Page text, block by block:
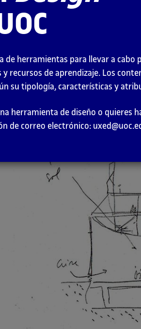
Descripción
a la hora de plasmar ideas. El tipo
grado de detalle que requiere en
En las fases iniciales, cuando el
materiales es mucho más amplio,
de herramientas para llevar a cabo
recursos de aprendizaje. Los
su tipología, características y
herramienta de diseño o quieres
de correo electrónico: